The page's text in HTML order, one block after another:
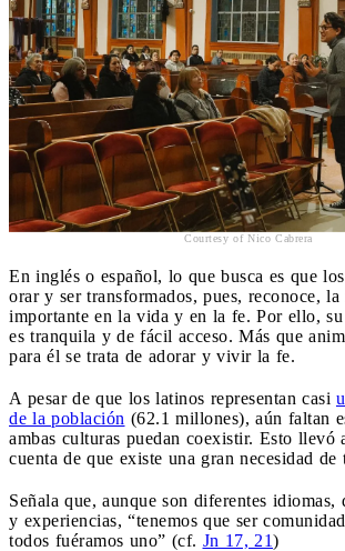
Courtesy of Nico Cabrera
En inglés o español, lo que busca es que
orar y ser transformados, pues, reconoce, la
importante en la vida y en la fe. Por ello,
es tranquila y de fácil acceso. Más que
para él se trata de adorar y vivir la fe.
A pesar de que los latinos representan casi
de la población (62.1 millones), aún faltan
ambas culturas puedan coexistir. Esto llevó
cuenta de que existe una gran necesidad de
Señala que, aunque son diferentes idiomas,
y experiencias, “tenemos que ser
todos fuéramos uno” (cf. Jn 17, 21)